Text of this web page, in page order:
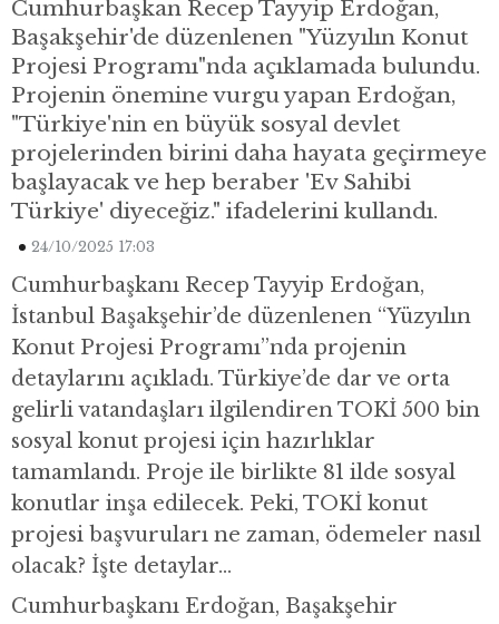
Cumhurbaşkan Recep Tayyip Erdoğan,
Başakşehir'de düzenlenen "Yüzyılın Konut
Projesi Programı"nda açıklamada bulundu.
Projenin önemine vurgu yapan Erdoğan,
"Türkiye'nin en büyük sosyal devlet
projelerinden birini daha hayata geçirmeye
başlayacak ve hep beraber 'Ev Sahibi
Türkiye' diyeceğiz." ifadelerini kullandı.
24/10/2025 17:03
Cumhurbaşkanı Recep Tayyip Erdoğan,
İstanbul Başakşehir’de düzenlenen “Yüzyılın
Konut Projesi Programı”nda projenin
detaylarını açıkladı. Türkiye’de dar ve orta
gelirli vatandaşları ilgilendiren TOKİ 500 bin
sosyal konut projesi için hazırlıklar
tamamlandı. Proje ile birlikte 81 ilde sosyal
konutlar inşa edilecek. Peki, TOKİ konut
projesi başvuruları ne zaman, ödemeler nasıl
olacak? İşte detaylar…
Cumhurbaşkanı Erdoğan, Başakşehir